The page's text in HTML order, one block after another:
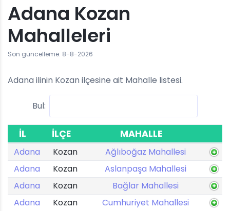
Adana Kozan
Mahalleleri
Son güncelleme: 8-8-2026
Adana ilinin Kozan ilçesine ait Mahalle listesi.
Bul:
İL İLÇE MAHALLE
Adana Kozan
Ağlıboğaz Mahallesi
Adana
Kozan
Aslanpaşa Mahallesi
Adana
Kozan
Bağlar Mahallesi
Adana
Kozan
Cumhuriyet Mahallesi